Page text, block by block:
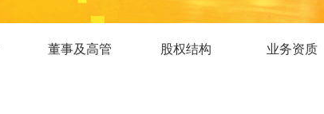
董事及高管 股权结构 业务资质